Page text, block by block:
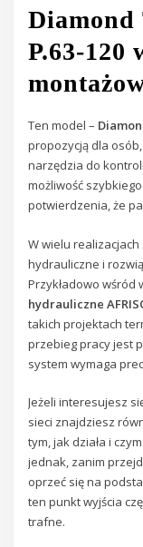
Diamond
P.63-120
Ten model –
propozycją dla
narzędzia do
możliwość
potwierdzenia, że
W wielu
hydrauliczne i
Przykładowo
hydrauliczne
takich projektach
przebieg pracy jest
system wymaga
Jeżeli interesujesz
sieci znajdziesz
tym, jak działa i
jednak, zanim
oprzeć się na
ten punkt wyjścia
trafne.